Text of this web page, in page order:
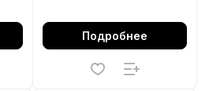
Подробнее